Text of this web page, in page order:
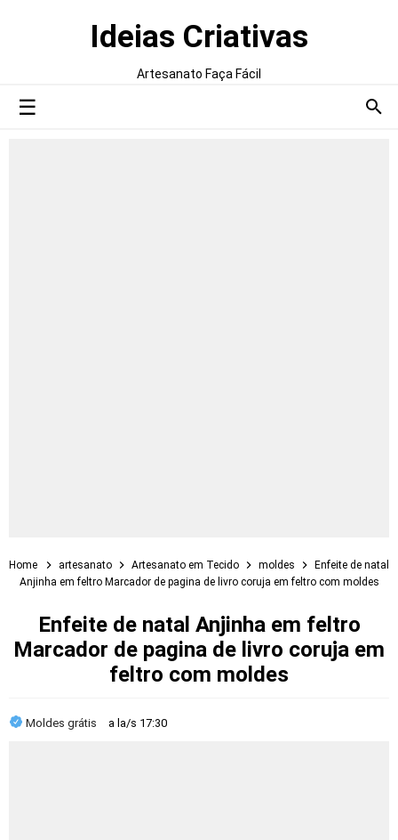
Ideias Criativas
Artesanato Faça Fácil
Home artesanato Artesanato em Tecido moldes
Enfeite de natal
Anjinha em feltro Marcador de pagina de livro coruja em feltro com moldes
Enfeite de natal Anjinha em feltro
Marcador de pagina de livro coruja em
feltro com moldes
Moldes grátis a la/s 17:30